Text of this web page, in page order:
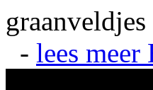
- lees meer